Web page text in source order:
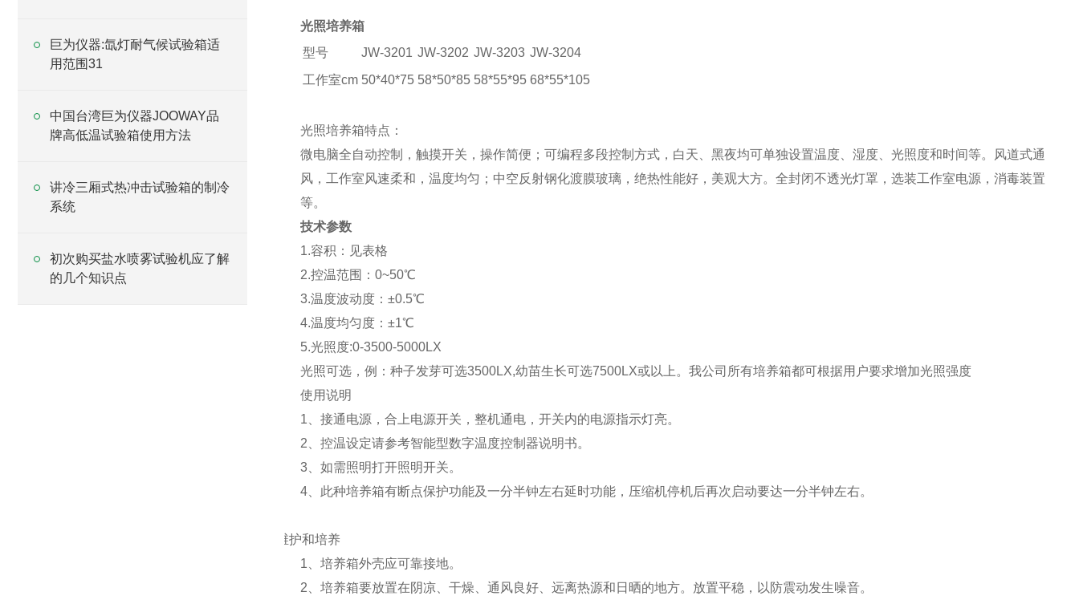
巨为仪器:氙灯耐气候试验箱适
用范围31
中国台湾巨为仪器JOOWAY品
牌高低温试验箱使用方法
讲冷三厢式热冲击试验箱的制冷
系统
初次购买盐水喷雾试验机应了解
的几个知识点
光照培养箱
型号
JW-3201 JW-3202 JW-3203 JW-3204
工作室cm 50*40*75 58*50*85 58*55*95 68*55*105
光照培养箱特点：
微电脑全自动控制，触摸开关，操作简便；可编程多段控制方式，白天、黑夜均可单独设置温度、湿度、光照度和时间等。风道式通
风，工作室风速柔和，温度均匀；中空反射钢化渡膜玻璃，绝热性能好，美观大方。全封闭不透光灯罩，选装工作室电源，消毒装置
等。
技术参数
1.容积：见表格
2.控温范围：0~50℃
3.温度波动度：±0.5℃
4.温度均匀度：±1℃
5.光照度:0-3500-5000LX
光照可选，例：种子发芽可选3500LX,幼苗生长可选7500LX或以上。我公司所有培养箱都可根据用户要求增加光照强度
使用说明
1、接通电源，合上电源开关，整机通电，开关内的电源指示灯亮。
2、控温设定请参考智能型数字温度控制器说明书。
3、如需照明打开照明开关。
4、此种培养箱有断点保护功能及一分半钟左右延时功能，压缩机停机后再次启动要达一分半钟左右。
维护和培养
1、培养箱外壳应可靠接地。
2、培养箱要放置在阴凉、干燥、通风良好、远离热源和日晒的地方。放置平稳，以防震动发生噪音。